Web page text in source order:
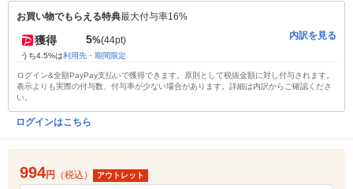
お買い物でもらえる特典最大付与率16%
獲得 5%(44pt)
うち4.5%は利用先・期間限定
内訳を見る
ログイン&全額PayPay支払いで獲得できます。原則として税抜金額に対し付与されます。
表示よりも実際の付与数、付与率が少ない場合があります。詳細は内訳からご確認くださ
い。
ログインはこちら
994円 （税込） アウトレット